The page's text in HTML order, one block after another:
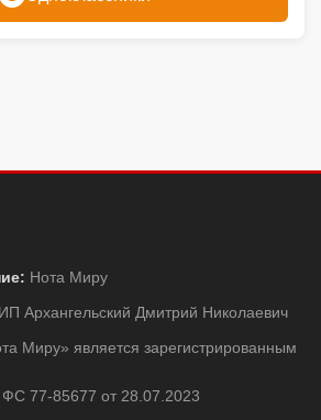
Нота Миру
ИП Архангельский Дмитрий Николаевич
Миру» является зарегистрированным
77-85677 от 28.07.2023